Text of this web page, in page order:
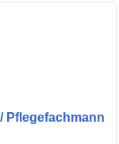
Pflegefachmann